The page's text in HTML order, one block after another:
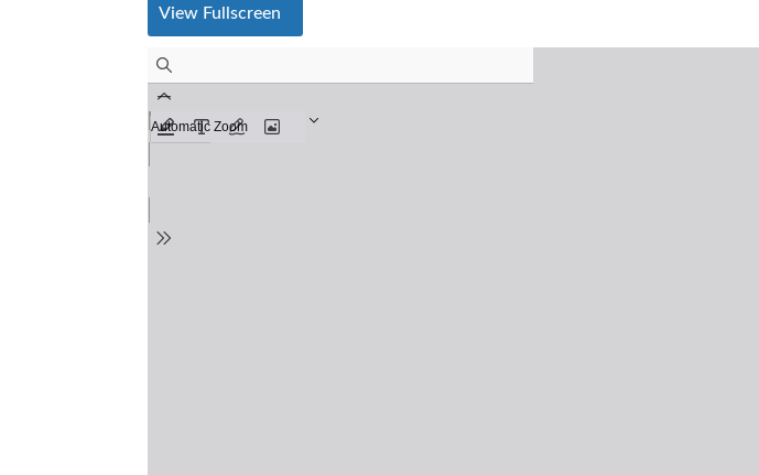
View Fullscreen